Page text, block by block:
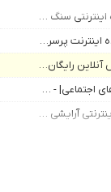
شرف آنلاین: فروشگاه اینترنتی سنگ های قیمتی و جواهرات نقره
مبناتلکام - ارائه دهنده اینترنت پرسرعت ADSL ، VDSL
بزرگترین مرجع آموزش آنلاین رایگان - ویراستار
کارینا |خدمات شبکه‌های اجتماعی| - کارینا
بیوتی کد | فروشگاه اینترنتی آرایشی و بهداشتی و عطر